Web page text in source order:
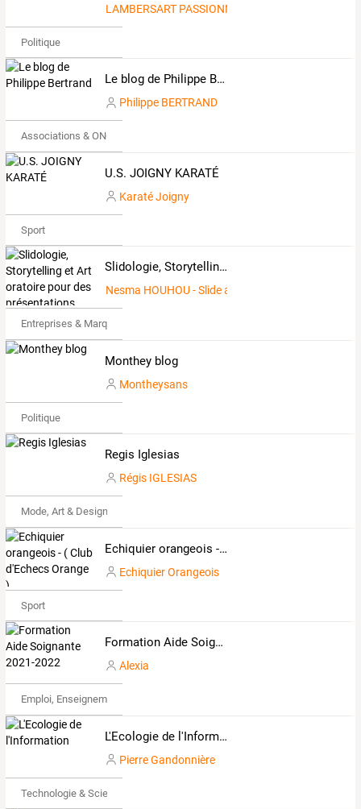
LAMBERSART PASSIONNEMENT
Politique
Le blog de Philippe Bertrand
Philippe BERTRAND
Associations & ONG
U.S. JOIGNY KARATÉ
Karaté Joigny
Sport
Slidologie, Storytelling et Art oratoire pour des présentations réussies et inspirantes : Mode d'emploi et Best-Practices
Nesma HOUHOU - Slide at Work
Entreprises & Marques
Monthey blog
Montheysans
Politique
Regis Iglesias
Régis IGLESIAS
Mode, Art & Design
Echiquier orangeois - ( Club d'Echecs Orange )
Echiquier Orangeois
Sport
Formation Aide Soignante 2021-2022
Alexia
Emploi, Enseignement & Etudes
L'Ecologie de l'Information
Pierre Gandonnière
Technologie & Science